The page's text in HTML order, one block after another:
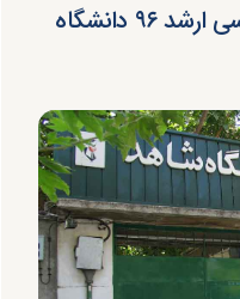
اعلام زمان مصاحبه کارشناسی ارشد ۹۶ دانشگاه